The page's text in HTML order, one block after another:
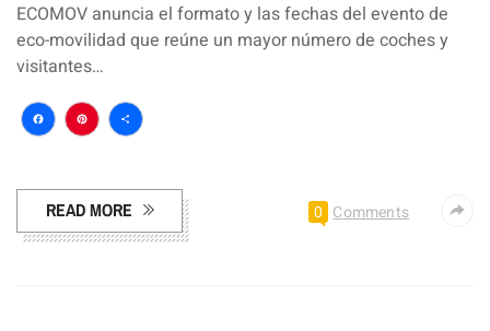
ECOMOV anuncia el formato y las fechas del evento de
eco-movilidad que reúne un mayor número de coches y
visitantes…
Facebook
Pinterest
Compartir
READ MORE 0 Comments